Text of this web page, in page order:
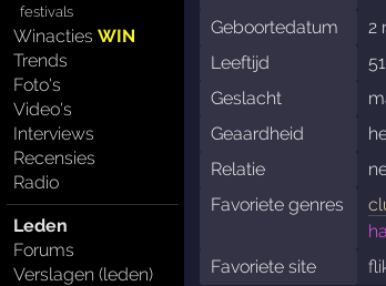
festivals
WinactiesWIN
Trends
Foto's
Video's
Interviews
Recensies
Radio
Leden
Forums
Verslagen (leden)
Geboortedatum
2
Leeftijd
51
Geslacht
Geaardheid
Relatie
Favoriete genres
Favoriete site